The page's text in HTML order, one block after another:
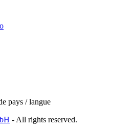
pays / langue
- All rights reserved.